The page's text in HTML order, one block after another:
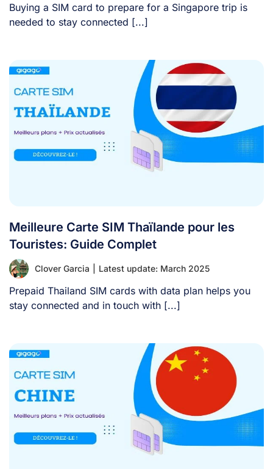
Buying a SIM card to prepare for a Singapore trip is
needed to stay connected [...]
Meilleure Carte SIM Thaïlande pour les
Touristes: Guide Complet
Clover Garcia Latest update: March 2025
Prepaid Thailand SIM cards with data plan helps you
stay connected and in touch with [...]